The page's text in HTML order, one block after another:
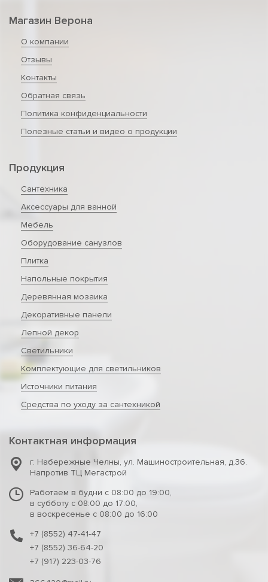
Магазин Верона
О компании
Отзывы
Контакты
Обратная связь
Политика конфиденциальности
Полезные статьи и видео о продукции
Продукция
Сантехника
Аксессуары для ванной
Мебель
Оборудование санузлов
Плитка
Напольные покрытия
Деревянная мозаика
Декоративные панели
Лепной декор
Светильники
Комплектующие для светильников
Источники питания
Средства по уходу за сантехникой
Контактная информация
г. Набережные Челны, ул. Машиностроительная, д.36.
Напротив ТЦ Мегастрой
Работаем в будни с 08:00 до 19:00,
в субботу с 08:00 до 17:00,
в воскресенье с 08:00 до 16:00
+7 (8552) 47-41-47
+7 (8552) 36-64-20
+7 (917) 223-03-76